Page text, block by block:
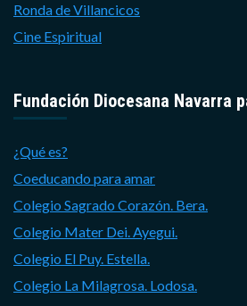
Ronda de Villancicos
Cine Espiritual
Fundación Diocesana Navarra
¿Qué es?
Coeducando para amar
Colegio Sagrado Corazón. Bera.
Colegio Mater Dei. Ayegui.
Colegio El Puy. Estella.
Colegio La Milagrosa. Lodosa.